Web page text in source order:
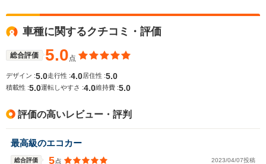
車種に関するクチコミ・評価
総合評価 5.0点
デザイン :5.0走行性 :4.0 居住性 :5.0
積載性 :5.0運転しやすさ :4.0維持費 :5.0
評価の高いレビュー・評判
最高級のエコカー
総合評価 5点 2023/04/07投稿